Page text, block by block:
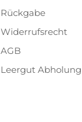
Rückgabe
Widerrufsrecht
AGB
Leergut Abholung